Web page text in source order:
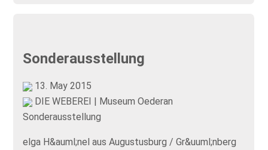
Sonderausstellung
13. May 2015
DIE WEBEREI | Museum Oederan
Sonderausstellung
elga H&auml;nel aus Augustusburg / Gr&uuml;nberg